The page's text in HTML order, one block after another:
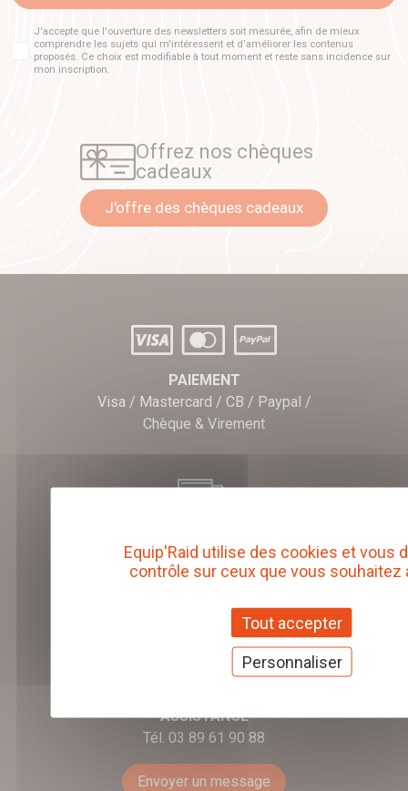
J'accepte que l'ouverture des newsletters soit mesurée, afin de mieux
comprendre les sujets qui m'intéressent et d'améliorer les contenus
proposés. Ce choix est modifiable à tout moment et reste sans incidence sur
mon inscription.
Offrez nos chèques
cadeaux
J'offre des chèques cadeaux
PAIEMENT
Visa / Mastercard / CB / Paypal /
Chèque & Virement
France métropolitaine et Dom-Tom
Union Européenne
ASSISTANCE
Tél. 03 89 61 90 88
Envoyer un message
Equip'Raid utilise des cookies et vous
contrôle sur ceux que vous souhaitez
Tout accepter
Personnaliser